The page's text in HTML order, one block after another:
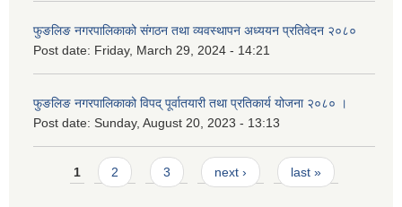
फुङलिङ नगरपालिकाको संगठन तथा व्यवस्थापन अध्ययन प्रतिवेदन २०८०
Post date: Friday, March 29, 2024 - 14:21
फुङलिङ नगरपालिकाको विपद् पूर्वातयारी तथा प्रतिकार्य योजना २०८० ।
Post date: Sunday, August 20, 2023 - 13:13
Pages
1 2 3 next › last »